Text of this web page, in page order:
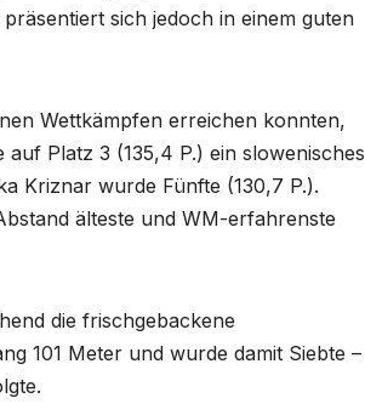
sich jedoch in einem guten
Wettkämpfen erreichen konnten,
Platz 3 (135,4 P.) ein slowenisches
Kriznar wurde Fünfte (130,7 P.).
älteste und WM-erfahrenste
die frischgebackene
101 Meter und wurde damit Siebte –